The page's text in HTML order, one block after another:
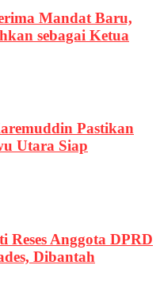
Mandat Baru,
sebagai Ketua
Pastikan
Utara Siap
Anggota DPRD
Dibantah